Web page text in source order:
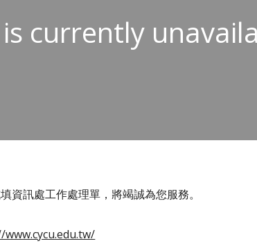
currently
資訊處工作處理單，將竭誠為您服務。